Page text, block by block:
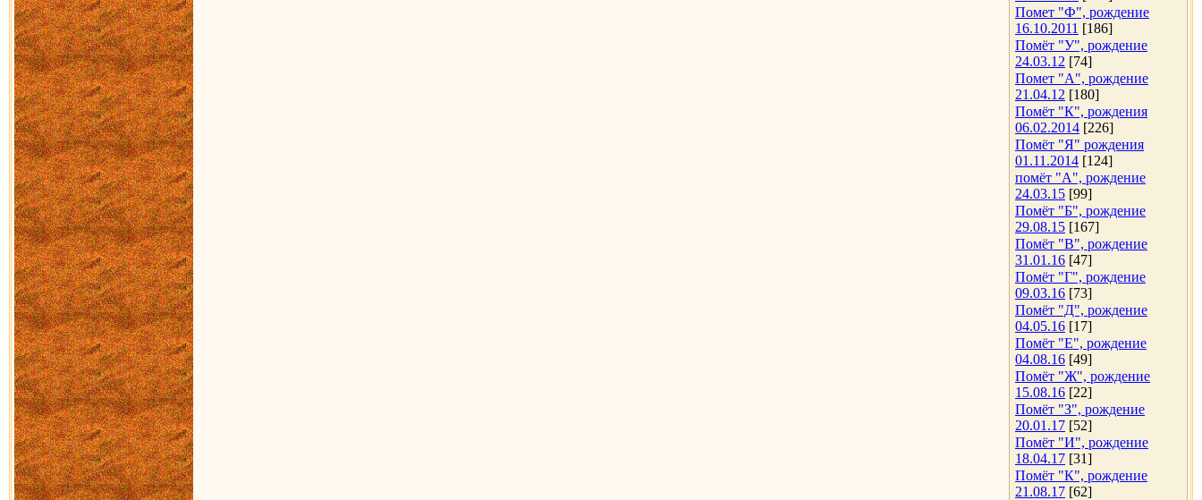
Помет "Ф", рождение
16.10.2011 [186]
Помёт "У", рождение
24.03.12 [74]
Помет "А", рождение
21.04.12 [180]
Помёт "К", рождения
06.02.2014 [226]
Помёт "Я" рождения
01.11.2014 [124]
помёт "А", рождение
24.03.15 [99]
Помёт "Б", рождение
29.08.15 [167]
Помёт "В", рождение
31.01.16 [47]
Помёт "Г", рождение
09.03.16 [73]
Помёт "Д", рождение
04.05.16 [17]
Помёт "Е", рождение
04.08.16 [49]
Помёт "Ж", рождение
15.08.16 [22]
Помёт "З", рождение
20.01.17 [52]
Помёт "И", рождение
18.04.17 [31]
Помёт "К", рождение
21.08.17 [62]